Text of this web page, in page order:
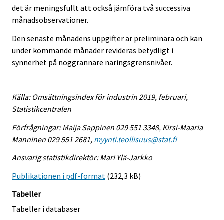
det är meningsfullt att också jämföra två successiva
månadsobservationer.
Den senaste månadens uppgifter är preliminära och kan
under kommande månader revideras betydligt i
synnerhet på noggrannare näringsgrensnivåer.
Källa: Omsättningsindex för industrin 2019, februari,
Statistikcentralen
Förfrågningar: Maija Sappinen 029 551 3348, Kirsi-Maaria
Manninen 029 551 2681, myynti.teollisuus@stat.fi
Ansvarig statistikdirektör: Mari Ylä-Jarkko
Publikationen i pdf-format (232,3 kB)
Tabeller
Tabeller i databaser